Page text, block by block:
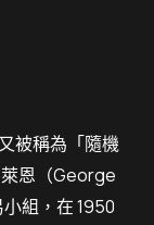
被稱為「隨機
恩（George
組，在 1950